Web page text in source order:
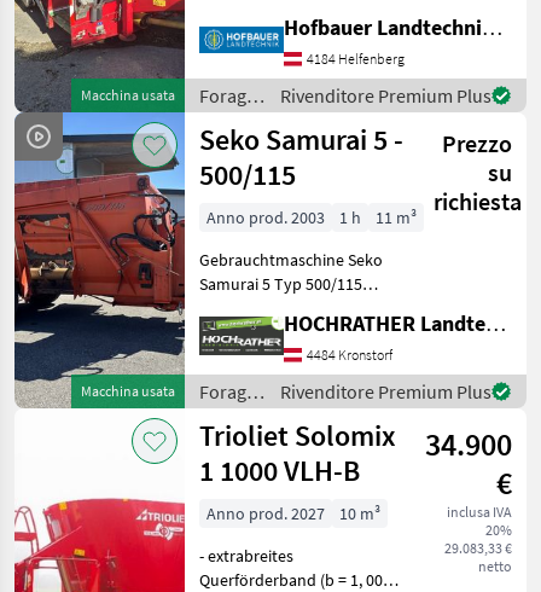
Macchina usata
Eletktronische Waage ,
Elektrische Bedienung ,
Förderband vorne ,
Hydraulischer Strützfuss ,
Long-Life Sch
Hofbauer Landtechnik GmbH
4184 Helfenberg
Foraggiamento
/
Trioliet
Rivenditore Premium Plus
Macchina usata
Seko Samurai 5 -
500/115
Prezzo
su
richiesta
Anno prod. 2003 1 h
11 m³
Gebrauchtmaschine Seko
Samurai 5 Typ 500/115
Ausstattung: + Baujahr 2003
+ Entnahmefräse mit
Fräsarm + 2 Schneid- und
Mischschnecken aus h
HOCHRATHER Landtechnik GmbH
4484 Kronstorf
Foraggiamento
/ Seko
Rivenditore Premium Plus
Trioliet Solomix
1 1000 VLH-B
34.900
€
inclusa IVA
20%
29.083,33 €
netto
Anno prod. 2027
10 m³
- extrabreites
Querförderband (b = 1, 00